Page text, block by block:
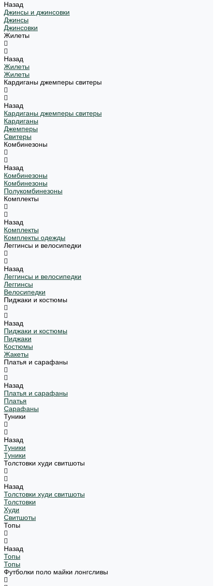
Назад
Джинсы и джинсовки
Джинсы
Джинсовки
Жилеты
Назад
Жилеты
Жилеты
Кардиганы джемперы свитеры
Назад
Кардиганы джемперы свитеры
Кардиганы
Джемперы
Свитеры
Комбинезоны
Назад
Комбинезоны
Комбинезоны
Полукомбинезоны
Комплекты
Назад
Комплекты
Комплекты одежды
Леггинсы и велосипедки
Назад
Леггинсы и велосипедки
Леггинсы
Велосипедки
Пиджаки и костюмы
Назад
Пиджаки и костюмы
Пиджаки
Костюмы
Жакеты
Платья и сарафаны
Назад
Платья и сарафаны
Платья
Сарафаны
Туники
Назад
Туники
Туники
Толстовки худи свитшоты
Назад
Толстовки худи свитшоты
Толстовки
Худи
Свитшоты
Топы
Назад
Топы
Топы
Футболки поло майки лонгсливы